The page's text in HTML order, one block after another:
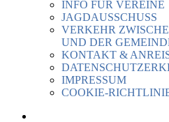
INFO FÜR VEREINE
JAGDAUSSCHUSS
VERKEHR
UND DER
KONTAKT &
IMPRESSUM
COOKIE-